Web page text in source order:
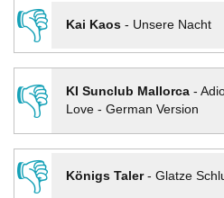
👎
Kai Kaos- Unsere Nacht
👎
KI Sunclub Mallorca-
Love - German Version
👎
Königs Taler- Glatze